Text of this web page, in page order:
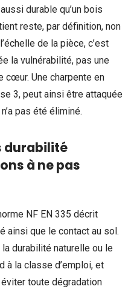
durable qu’un bois
reste, par définition, non
de la pièce, c’est
la vulnérabilité, pas une
cœur. Une charpente en
3, peut ainsi être attaquée
pas été éliminé.
durabilité
à ne pas
NF EN 335 décrit
ainsi que le contact au sol.
durabilité naturelle ou le
à la classe d’emploi, et
toute dégradation